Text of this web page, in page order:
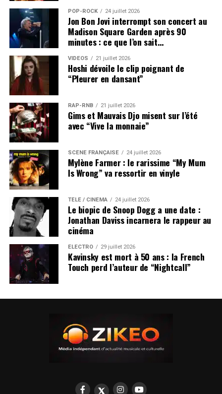
POP-ROCK 24 juillet 2026
Jon Bon Jovi interrompt son concert au
Madison Square Garden après 90
minutes : ce que l’on sait…
VIDEOS 21 juillet 2026
Hoshi dévoile le clip poignant de
“Pleurer en dansant”
RAP-RNB 21 juillet 2026
Gims et Mauvais Djo misent sur l’été
avec “Vive la monnaie”
SCÈNE FRANÇAISE 24 juillet 2026
Mylène Farmer : le rarissime “My Mum
Is Wrong” va ressortir en vinyle
TÉLÉ / CINÉMA 24 juillet 2026
Le biopic de Snoop Dogg a une date :
Jonathan Daviss incarnera le rappeur au
cinéma
ÉLECTRO 29 juillet 2026
Kavinsky est mort à 50 ans : la French
Touch perd l’auteur de “Nightcall”